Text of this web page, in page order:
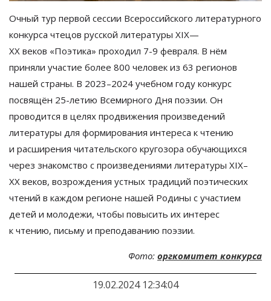
Очный тур первой сессии Всероссийского литературного
конкурса чтецов русской литературы XIX—
XX веков «Поэтика» проходил 7-9 февраля. В нём
приняли участие более 800 человек из 63 регионов
нашей страны. В 2023–2024 учебном году конкурс
посвящён 25-летию Всемирного Дня поэзии. Он
проводится в целях продвижения произведений
литературы для формирования интереса к чтению
и расширения читательского кругозора обучающихся
через знакомство с произведениями литературы XIX–
XX веков, возрождения устных традиций поэтических
чтений в каждом регионе нашей Родины с участием
детей и молодежи, чтобы повысить их интерес
к чтению, письму и преподаванию поэзии.
Фото: оргкомитет конкурса
19.02.2024 12:34:04